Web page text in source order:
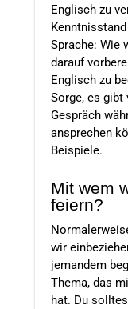
Englisch zu
Sprache: Wie
darauf
Englisch zu
Sorge, es gibt
Gespräch
ansprechen
Beispiele.
Mit wem
feiern?
wir
jemandem
Thema, das
hat. Du